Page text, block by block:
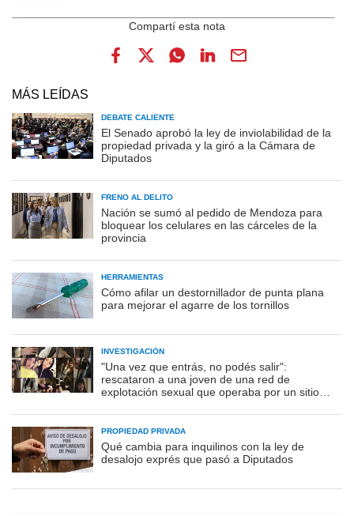
MÁS LEÍDAS
DEBATE CALIENTE
El Senado aprobó la ley de inviolabilidad de la
propiedad privada y la giró a la Cámara de
Diputados
FRENO AL DELITO
Nación se sumó al pedido de Mendoza para
bloquear los celulares en las cárceles de la
provincia
HERRAMIENTAS
Cómo afilar un destornillador de punta plana
para mejorar el agarre de los tornillos
INVESTIGACIÓN
"Una vez que entrás, no podés salir":
rescataron a una joven de una red de
explotación sexual que operaba por un sitio
PROPIEDAD PRIVADA
Qué cambia para inquilinos con la ley de
desalojo exprés que pasó a Diputados